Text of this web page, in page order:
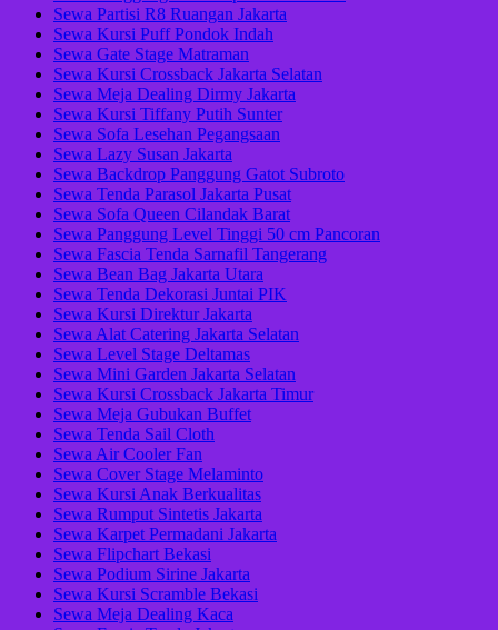
Sewa Partisi R8 Ruangan Jakarta
Sewa Kursi Puff Pondok Indah
Sewa Gate Stage Matraman
Sewa Kursi Crossback Jakarta Selatan
Sewa Meja Dealing Dirmy Jakarta
Sewa Kursi Tiffany Putih Sunter
Sewa Sofa Lesehan Pegangsaan
Sewa Lazy Susan Jakarta
Sewa Backdrop Panggung Gatot Subroto
Sewa Tenda Parasol Jakarta Pusat
Sewa Sofa Queen Cilandak Barat
Sewa Panggung Level Tinggi 50 cm Pancoran
Sewa Fascia Tenda Sarnafil Tangerang
Sewa Bean Bag Jakarta Utara
Sewa Tenda Dekorasi Juntai PIK
Sewa Kursi Direktur Jakarta
Sewa Alat Catering Jakarta Selatan
Sewa Level Stage Deltamas
Sewa Mini Garden Jakarta Selatan
Sewa Kursi Crossback Jakarta Timur
Sewa Meja Gubukan Buffet
Sewa Tenda Sail Cloth
Sewa Air Cooler Fan
Sewa Cover Stage Melaminto
Sewa Kursi Anak Berkualitas
Sewa Rumput Sintetis Jakarta
Sewa Karpet Permadani Jakarta
Sewa Flipchart Bekasi
Sewa Podium Sirine Jakarta
Sewa Kursi Scramble Bekasi
Sewa Meja Dealing Kaca